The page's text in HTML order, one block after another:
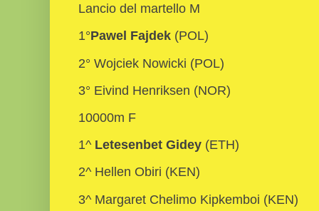
Lancio del martello M
1°Pawel Fajdek (POL)
2° Wojciek Nowicki (POL)
3° Eivind Henriksen (NOR)
10000m F
1^ Letesenbet Gidey (ETH)
2^ Hellen Obiri (KEN)
3^ Margaret Chelimo Kipkemboi (KEN)